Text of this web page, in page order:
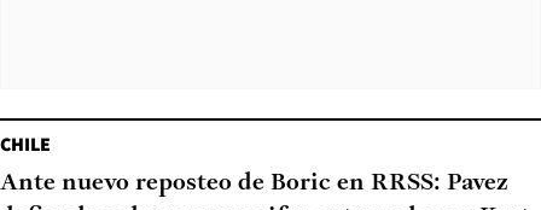
CHILE
Ante nuevo reposteo de Boric en RRSS: Pavez